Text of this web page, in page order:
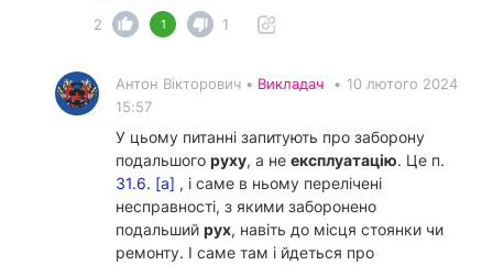
2
1 1
Антон Вікторович • Викладач • 10 лютого 2024
15:57
У цьому питанні запитують про заборону
подальшого руху, а не експлуатацію. Це п.
31.6. [а] , і саме в ньому перелічені
несправності, з якими заборонено
подальший рух, навіть до місця стоянки чи
ремонту. І саме там і йдеться про